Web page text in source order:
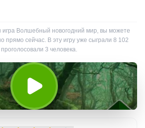
игра Волшебный новогодний мир, вы можете
прямо сейчас. В эту игру уже сыграли 8 102
3 человека.